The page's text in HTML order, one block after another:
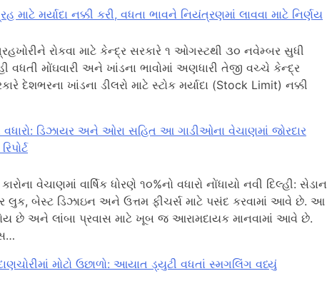
માટે મર્યાદા નક્કી કરી, વધતા ભાવને નિયંત્રણમાં લાવવા માટે નિર્ણય
રોકવા માટે કેન્દ્ર સરકારે ૧ ઓગસ્ટથી ૩૦ નવેમ્બર સુધી
વધતી મોંઘવારી અને ખાંડના ભાવોમાં અણધારી તેજી વચ્ચે કેન્દ્ર
દેશભરના ખાંડના ડીલરો માટે સ્ટોક મર્યાદા (Stock Limit) નક્કી
વધારો: ડિઝાયર અને ઓરા સહિત આ ગાડીઓના વેચાણમાં જોરદાર
વેચાણમાં વાર્ષિક ધોરણે ૧૦%નો વધારો નોંધાયો નવી દિલ્હી: સેડાન
લુક, બેસ્ટ ડિઝાઇન અને ઉત્તમ ફીચર્સ માટે પસંદ કરવામાં આવે છે. આ
છે અને લાંબા પ્રવાસ માટે ખૂબ જ આરામદાયક માનવામાં આવે છે.
મોટો ઉછાળો: આયાત ડ્યુટી વધતાં સ્મગલિંગ વધ્યું